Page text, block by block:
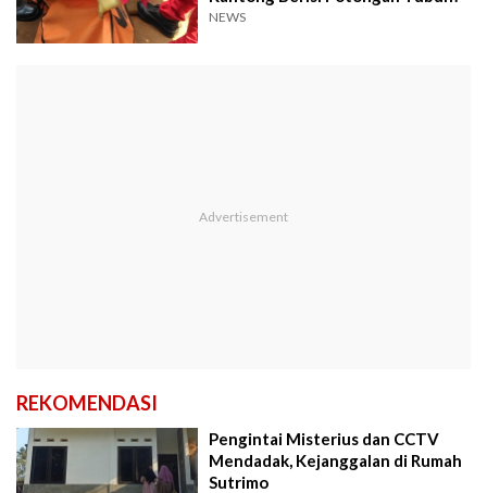
NEWS
REKOMENDASI
Pengintai Misterius dan CCTV
Mendadak, Kejanggalan di Rumah
Sutrimo